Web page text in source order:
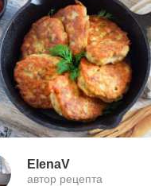
ElenaV
автор рецепта